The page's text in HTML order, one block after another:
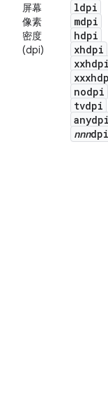
屏幕
像素
密度
(dpi)
ldpi
mdpi
hdpi
xhdpi
xxhdpi
nodpi
tvdpi
anydpi
nnndpi